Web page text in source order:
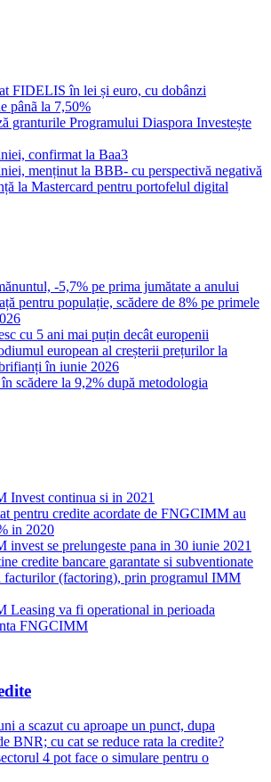
FIDELIS în lei și euro, cu dobânzi
pânã la 7,50%
granturile Programului Diaspora Investește
confirmat la Baa3
menținut la BBB- cu perspectivă negativă
la Mastercard pentru portofelul digital
-5,7% pe prima jumătate a anului
pentru populație, scădere de 8% pe primele
cu 5 ani mai puțin decât europenii
european al creșterii prețurilor la
în iunie 2026
scădere la 9,2% după metodologia
Invest continua si in 2021
pentru credite acordate de FNGCIMM au
in 2020
invest se prelungeste pana in 30 iunie 2021
credite bancare garantate si subventionate
facturilor (factoring), prin programul IMM
Leasing va fi operational in perioada
FNGCIMM
a scazut cu aproape un punct, dupa
BNR; cu cat se reduce rata la credite?
4 pot face o simulare pentru o